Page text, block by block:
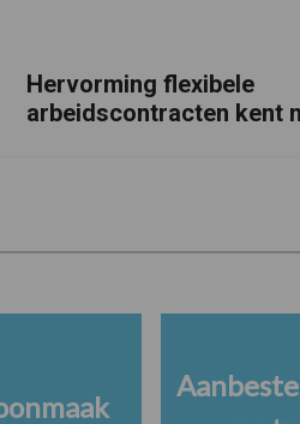
Hervorming flexibele
arbeidscontracten kent